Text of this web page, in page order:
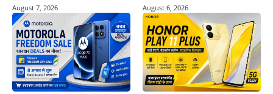
August 7, 2026 August 6, 2026